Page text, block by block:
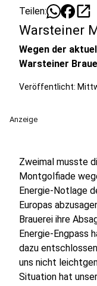
Teilen: open_in_new
Warsteiner
Wegen der
Warsteiner
Veröffentlicht:
Anzeige
Zweimal musste
Montgolfiade
Energie-Notlage
Europas
Brauerei ihre
Energie-Engpass
dazu
uns nicht
Situation hat